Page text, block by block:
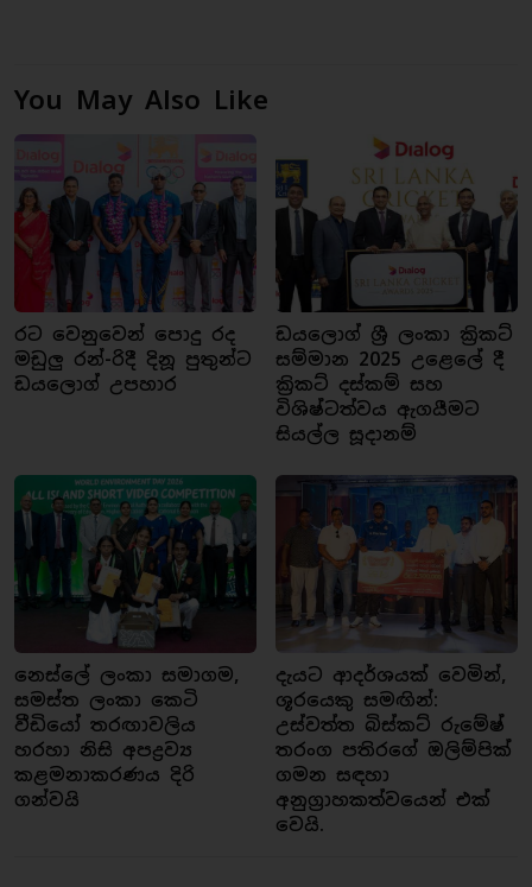
You May Also Like
රට වෙනුවෙන් පොදු රද
මඩුලු රන්-රිදී දිනූ පුතුන්ට
ඩයලොග් උපහාර
ඩයලොග් ශ්‍රී ලංකා ක්‍රිකට්
සම්මාන 2025 උළෙලේ දී
ක්‍රිකට් දස්කම් සහ
විශිෂ්ටත්වය ඇගයීමට
සියල්ල සූදානම්
නෙස්ලේ ලංකා සමාගම,
සමස්ත ලංකා කෙටි
වීඩියෝ තරඟාවලිය
හරහා නිසි අපද්‍රව්‍ය
කළමනාකරණය දිරි
ගන්වයි
දැයට ආදර්ශයක් වෙමින්,
ශූරයෙකු සමඟින්:
උස්වත්ත බිස්කට් රුමේෂ්
තරංග පතිරගේ ඔලිම්පික්
ගමන සඳහා
අනුග්‍රාහකත්වයෙන් එක්
වෙයි.